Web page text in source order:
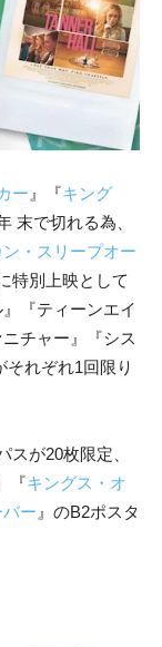
ー 』『キング
末で切れる為、
・スリープオー
特別上映として
『ティーンエイ
チャー』『シス
それぞれ1回限り
が20枚限定、
『キングス・オ
ー 』のB2ポスタ